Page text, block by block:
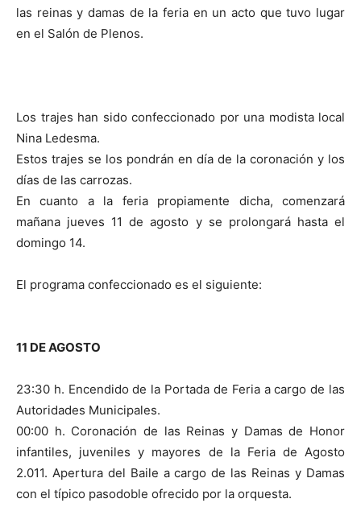
las reinas y damas de la feria en un acto que tuvo lugar
en el Salón de Plenos.
Los trajes han sido confeccionado por una modista local
Nina Ledesma.
Estos trajes se los pondrán en día de la coronación y los
días de las carrozas.
En cuanto a la feria propiamente dicha, comenzará
mañana jueves 11 de agosto y se prolongará hasta el
domingo 14.
El programa confeccionado es el siguiente:
11 DE AGOSTO
23:30 h. Encendido de la Portada de Feria a cargo de las
Autoridades Municipales.
00:00 h. Coronación de las Reinas y Damas de Honor
infantiles, juveniles y mayores de la Feria de Agosto
2.011. Apertura del Baile a cargo de las Reinas y Damas
con el típico pasodoble ofrecido por la orquesta.